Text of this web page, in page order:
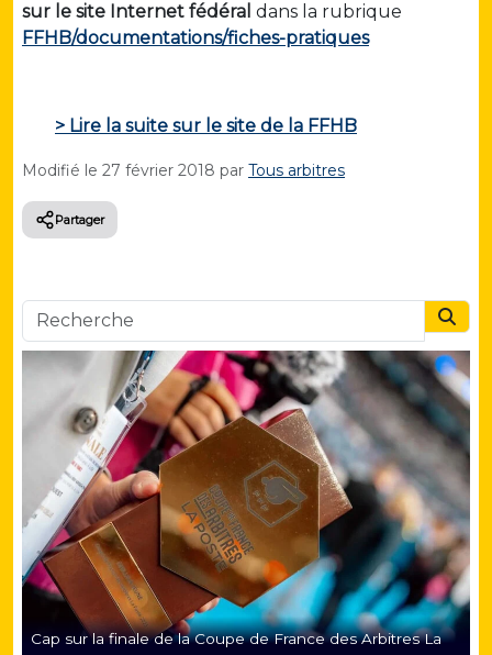
sur le site Internet fédéral dans la rubrique
FFHB/documentations/fiches-pratiques
> Lire la suite sur le site de la FFHB
Modifié le 27 février 2018 par Tous arbitres
Partager
Cap sur la finale de la Coupe de France des Arbitres La